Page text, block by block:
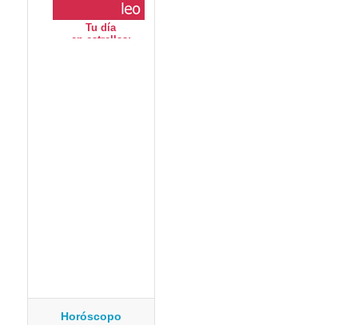
Horóscopo